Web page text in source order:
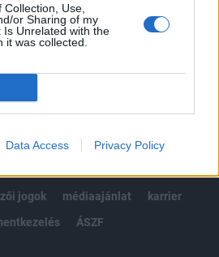
Use,
or Sharing of my
Is Unrelated with the
it was collected.
Data Access Privacy Policy
BEJELENTKEZÉS
© 2026 Portfolio
jogok médiaajánlat
karrier
ÁSZF